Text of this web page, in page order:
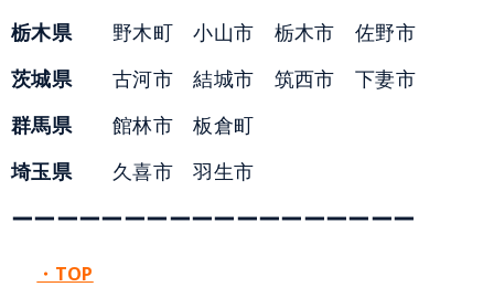
栃木県野木町 小山市 栃木市 佐野市
茨城県古河市 結城市 筑西市 下妻市
群馬県館林市 板倉町
埼玉県久喜市 羽生市
ーーーーーーーーーーーーーーーーーー
・TOP